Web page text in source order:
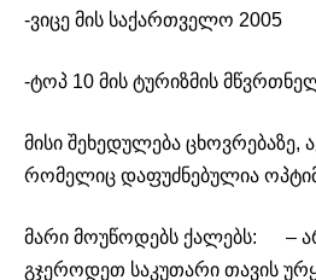
-ვიცე მის საქართველო 2005
-ტოპ 10 მის ტურიზმის
მისი შეხედულება
რომელიც დაფუძნებულია
მარი მოუწოდებს ქალებს: –
გჯეროდეთ საკუთარი თავის